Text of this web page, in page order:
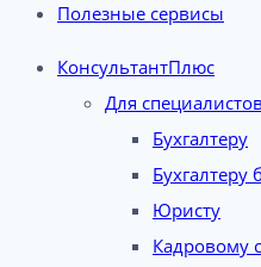
Полезные сервисы
КонсультантПлюс
Для специалистов
Бухгалтеру
Юристу
Кадровому